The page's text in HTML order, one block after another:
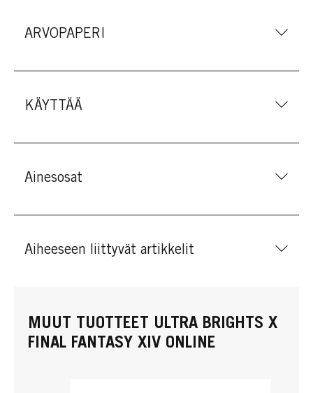
ARVOPAPERI
KÄYTTÄÄ
Ainesosat
Aiheeseen liittyvät artikkelit
MUUT TUOTTEET ULTRA BRIGHTS X
FINAL FANTASY XIV ONLINE